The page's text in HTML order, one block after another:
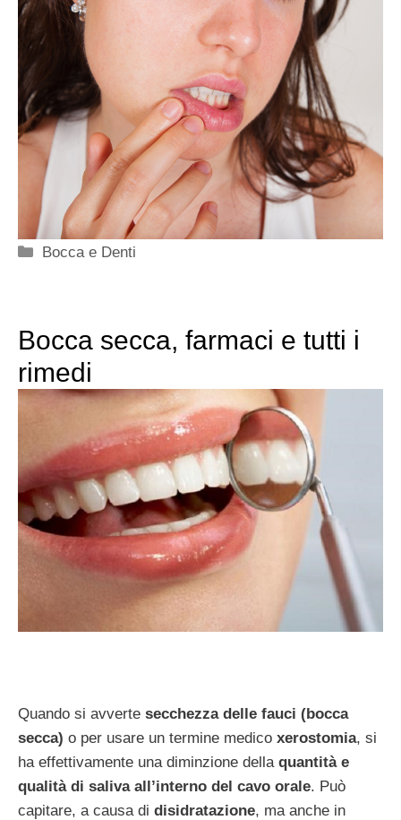
Categorie
Bocca e Denti
Bocca secca, farmaci e tutti i
rimedi
Quando si avverte secchezza delle fauci (bocca
secca) o per usare un termine medico xerostomia, si
ha effettivamente una diminzione della quantità e
qualità di saliva all’interno del cavo orale. Può
capitare, a causa di disidratazione, ma anche in